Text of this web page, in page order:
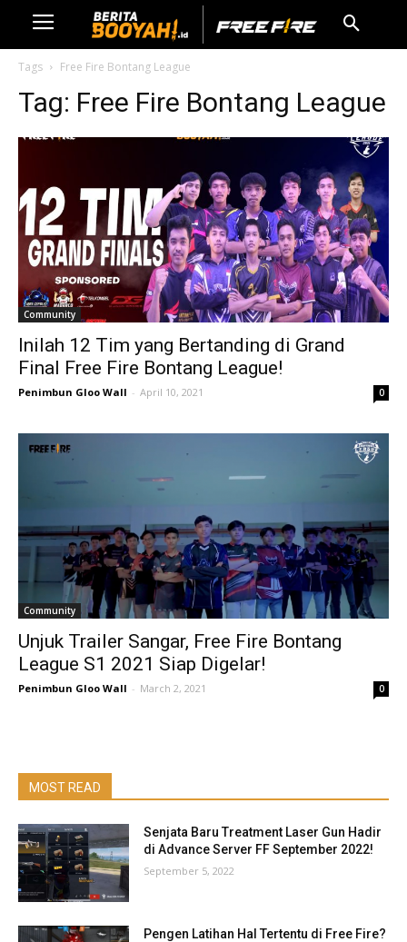
Tags Free Fire Bontang League
Tag: Free Fire Bontang League
Community
Inilah 12 Tim yang Bertanding di Grand
Final Free Fire Bontang League!
Penimbun Gloo Wall - April 10, 2021 0
Community
Unjuk Trailer Sangar, Free Fire Bontang
League S1 2021 Siap Digelar!
Penimbun Gloo Wall - March 2, 2021 0
MOST READ
Senjata Baru Treatment Laser Gun Hadir
di Advance Server FF September 2022!
September 5, 2022
Pengen Latihan Hal Tertentu di Free Fire?